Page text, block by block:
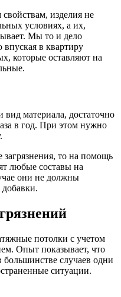
изделия не
условиях, а их,
Мы то и дело
в квартиру
которые оставляют на
вид материала, достаточно
в год. При этом нужно
то на помощь
любые составы на
они не должны
потолки с учетом
Опыт показывает, что
случаев одни
ситуации.